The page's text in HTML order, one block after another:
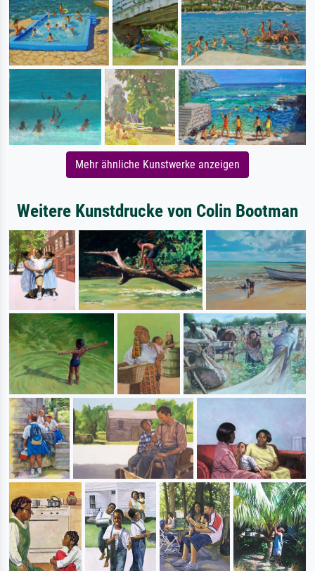
Mehr ähnliche Kunstwerke anzeigen
Weitere Kunstdrucke von Colin Bootman